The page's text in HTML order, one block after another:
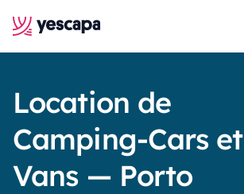
Location de
Camping-Cars et
Vans — Porto